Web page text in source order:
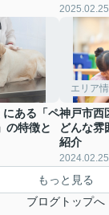
2025.02.25
にある「ペ
の特徴と
エリア
神戸市西
どんな雰
紹介
2024.02.25
もっと見る
ブログトップへ